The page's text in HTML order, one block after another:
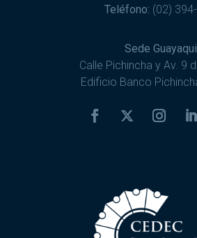
Teléfono: (02)
Sede
Calle Pichincha y Av. 9
Edificio Banco